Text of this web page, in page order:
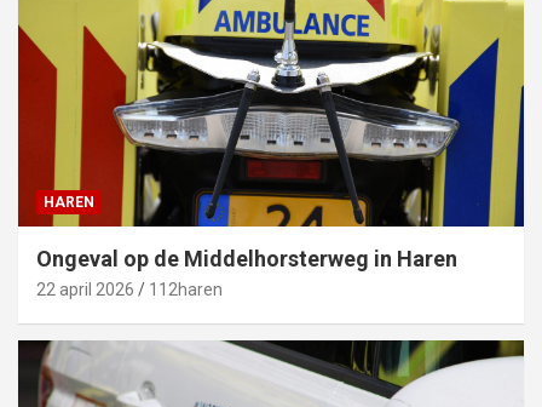
HAREN
Ongeval op de Middelhorsterweg in Haren
22 april 2026 112haren